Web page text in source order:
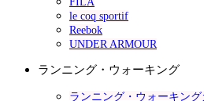
le coq sportif
Reebok
UNDER ARMOUR
ランニング・ウォーキング
ランニング・ウォーキン